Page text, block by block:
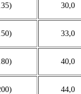
30,0
33,0
40,0
44,0